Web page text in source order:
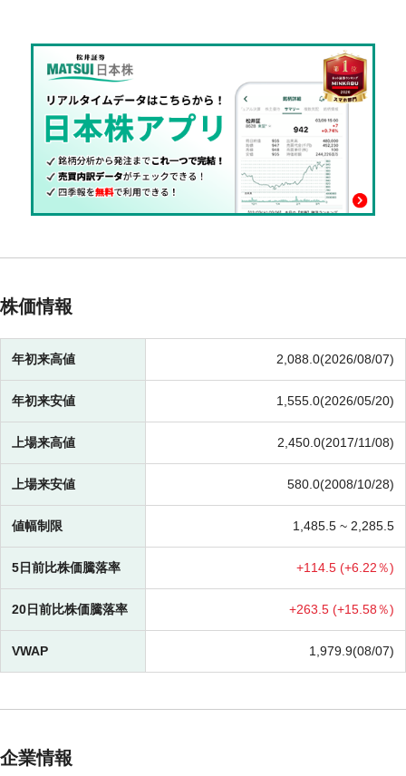
株価情報
年初来高値 2,088.0(2026/08/07)
年初来安値 1,555.0(2026/05/20)
上場来高値 2,450.0(2017/11/08)
上場来安値 580.0(2008/10/28)
値幅制限 1,485.5 ~ 2,285.5
5日前比株価騰落率 +114.5 (+6.22％)
20日前比株価騰落率 +263.5 (+15.58％)
VWAP 1,979.9(08/07)
企業情報